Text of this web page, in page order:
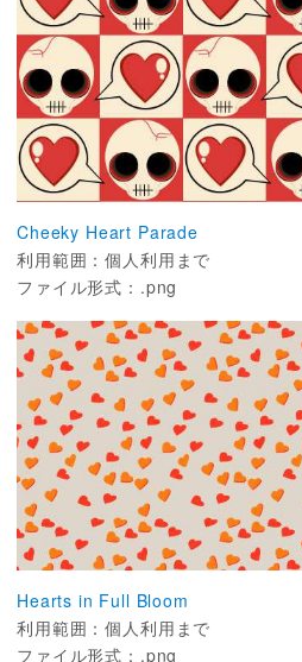
Cheeky Heart Parade
利用範囲：個人利用まで
ファイル形式：.png
Hearts in Full Bloom
利用範囲：個人利用まで
ファイル形式：.png